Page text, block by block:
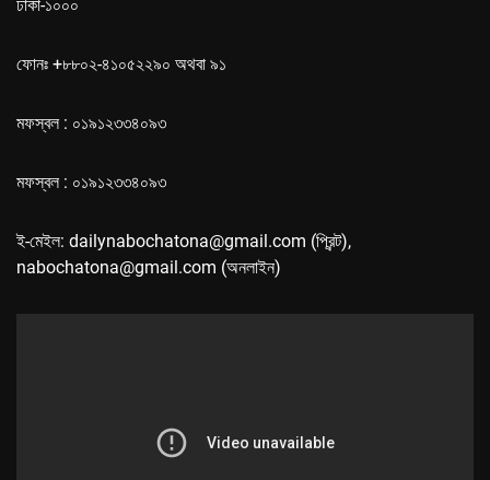
ঢাকা-১০০০
ফোনঃ +৮৮০২-৪১০৫২২৯০ অথবা ৯১
মফস্বল : ০১৯১২৩৩৪০৯৩
মফস্বল : ০১৯১২৩৩৪০৯৩
ই-মেইল: dailynabochatona@gmail.com (প্রিন্ট),
nabochatona@gmail.com (অনলাইন)